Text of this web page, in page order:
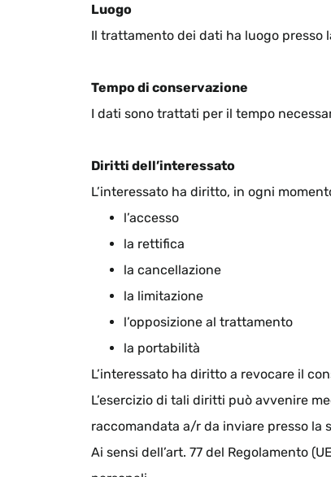
Luogo
Il trattamento dei dati ha luogo presso
Tempo di conservazione
I dati sono trattati per il tempo
Diritti dell’interessato
L’interessato ha diritto, in ogni
l’accesso
la rettifica
la cancellazione
la limitazione
l’opposizione al trattamento
la portabilità
L’interessato ha diritto a revocare il
L’esercizio di tali diritti può avvenire
raccomandata a/r da inviare presso la
Ai sensi dell’art. 77 del Regolamento